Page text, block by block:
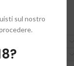
sul nostro
ancora.